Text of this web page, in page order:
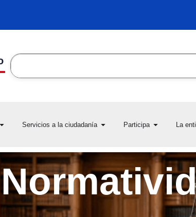
Search
Open Transparencia y acceso
Servicios a la ciudadanía Open Servicios a la
Participa Open La